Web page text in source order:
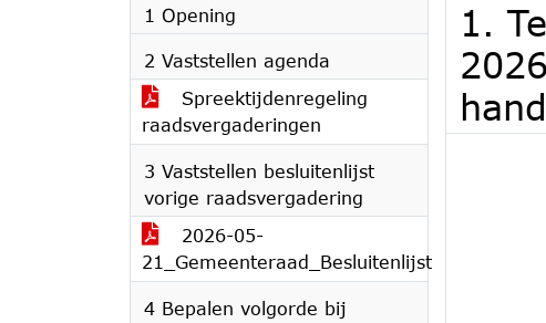
1 Opening
2 Vaststellen agenda
Spreektijdenregeling
raadsvergaderingen
3 Vaststellen besluitenlijst
vorige raadsvergadering
2026-05-
21_Gemeenteraad_Besluitenlijst
4 Bepalen volgorde bij
1.